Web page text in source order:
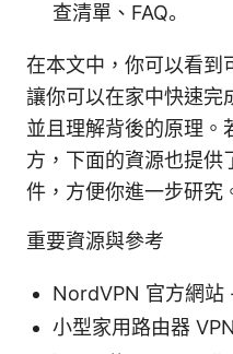
查清單、FAQ。
在本文中，你可以看到
讓你可以在家中快速完
並且理解背後的原理。
方，下面的資源也提供
件，方便你進一步研究
重要資源與參考
NordVPN 官方網
小型家用路由器